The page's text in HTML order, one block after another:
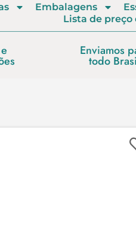
Embalagens
Lista de preço
Enviamos
todo